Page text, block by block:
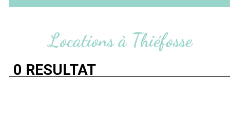
Locations à Thiéfosse
0 RÉSULTAT